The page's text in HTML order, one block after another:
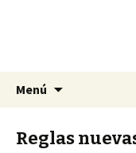
La Yunta
La nueva
Menú
Reglas